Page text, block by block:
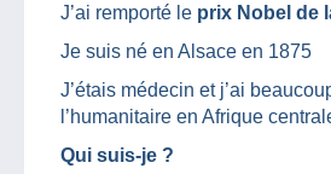
J’ai remporté le prix Nobel de
Je suis né en Alsace en 1875
J’étais médecin et j’ai
l’humanitaire en Afrique
Qui suis-je ?